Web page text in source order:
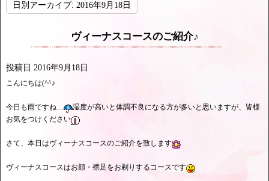
日別アーカイブ: 2016年9月18日
ヴィーナスコースのご紹介♪
投稿日 2016年9月18日
こんにちは(^^♪
今日も雨ですね…
湿度が高いと体調不良になる方が多いと思いますが、皆様
お気をつけください
さて、本日はヴィーナスコースのご紹介を致します
ヴィーナスコースはお顔・襟足をお剃りするコースです